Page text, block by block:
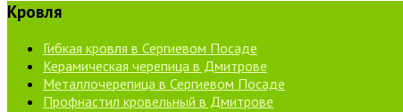
Кровля
Гибкая кровля в Сергиевом Посаде
Керамическая черепица в Дмитрове
Металлочерепица в Сергиевом Посаде
Профнастил кровельный в Дмитрове